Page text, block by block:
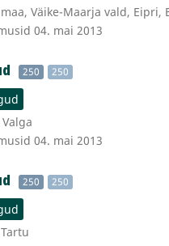
Väike-Maarja vald, Eipri,
04. mai 2013
250 250
04. mai 2013
250 250